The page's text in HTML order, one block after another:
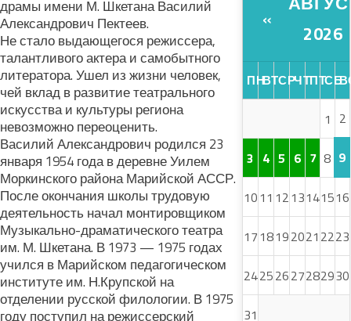
драмы имени М. Шкетана Василий
Александрович Пектеев.
Не стало выдающегося режиссера,
талантливого актера и самобытного
литератора. Ушел из жизни человек,
чей вклад в развитие театрального
искусства и культуры региона
невозможно переоценить.
Василий Александрович родился 23
января 1954 года в деревне Уилем
Моркинского района Марийской АССР.
После окончания школы трудовую
деятельность начал монтировщиком
Музыкально-драматического театра
им. М. Шкетана. В 1973 — 1975 годах
учился в Марийском педагогическом
институте им. Н.Крупской на
отделении русской филологии. В 1975
году поступил на режиссерский
«
2026
ПНВТСРЧТПТСБ
1 2
3 4 5 6 7 8 9
1011 1213141516
1718192021 2223
24252627282930
31